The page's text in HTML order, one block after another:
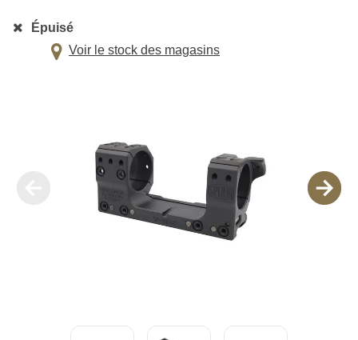
Épuisé
Voir le stock des magasins